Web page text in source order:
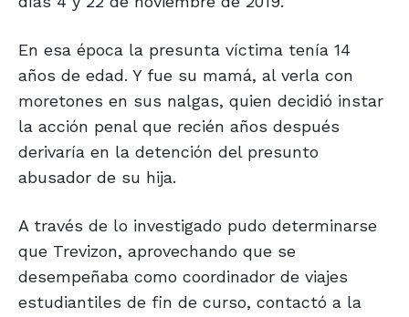
En esa época la presunta víctima tenía 14
años de edad. Y fue su mamá, al verla con
moretones en sus nalgas, quien decidió instar
la acción penal que recién años después
derivaría en la detención del presunto
abusador de su hija.
A través de lo investigado pudo determinarse
que Trevizon, aprovechando que se
desempeñaba como coordinador de viajes
estudiantiles de fin de curso, contactó a la